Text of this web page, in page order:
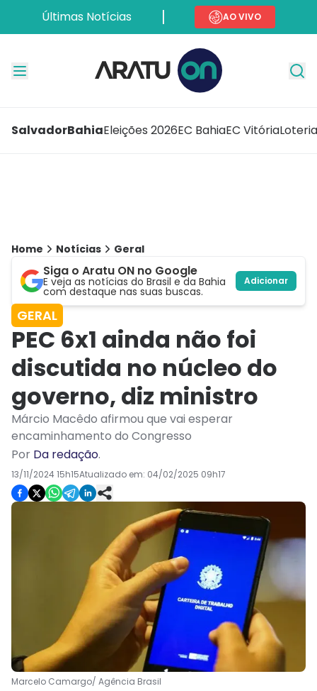
Últimas Notícias AO VIVO
SalvadorBahiaEleições 2026EC BahiaEC Vitória
Home Notícias Geral
Siga o Aratu ON no Google
E veja as notícias do Brasil e da Bahia
com destaque nas suas buscas.
Adicionar
GERAL
PEC 6x1 ainda não foi
discutida no núcleo do
governo, diz ministro
Márcio Macêdo afirmou que vai esperar
encaminhamento do Congresso
Por Da redação.
13/11/2024 15h15Atualizado em: 04/02/2025 09h17
Marcelo Camargo/ Agência Brasil